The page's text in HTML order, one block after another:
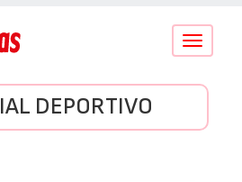
Conmutar
DEPORTIVO